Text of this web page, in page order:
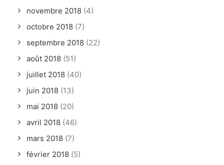
novembre 2018 (4)
octobre 2018 (7)
septembre 2018 (22)
août 2018 (51)
juillet 2018 (40)
juin 2018 (13)
mai 2018 (20)
avril 2018 (46)
mars 2018 (7)
février 2018 (5)